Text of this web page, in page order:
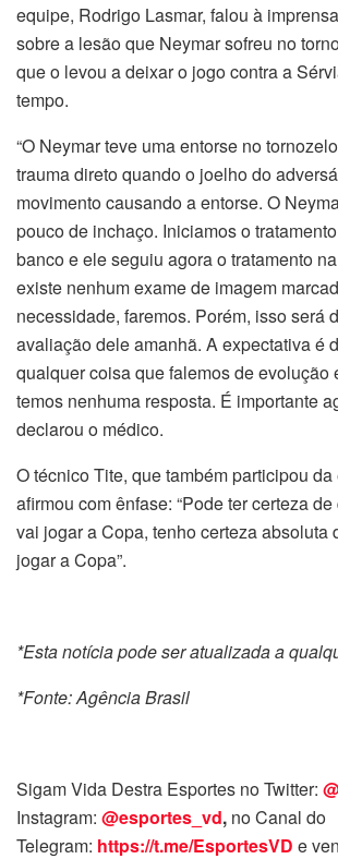
equipe, Rodrigo Lasmar, falou à
sobre a lesão que Neymar sofreu no
que o levou a deixar o jogo contra a
tempo.
“O Neymar teve uma entorse no
trauma direto quando o joelho do
movimento causando a entorse. O
pouco de inchaço. Iniciamos o
banco e ele seguiu agora o tratamento
existe nenhum exame de imagem
necessidade, faremos. Porém, isso será
avaliação dele amanhã. A expectativa é
qualquer coisa que falemos de evolução
temos nenhuma resposta. É importante
declarou o médico.
O técnico Tite, que também participou da
afirmou com ênfase: “Pode ter certeza
vai jogar a Copa, tenho certeza absoluta
jogar a Copa”.
*Esta notícia pode ser atualizada a
*Fonte: Agência Brasil
Sigam Vida Destra Esportes no Twitter:
Instagram: @esportes_vd, no Canal do
Telegram: https://t.me/EsportesVD e